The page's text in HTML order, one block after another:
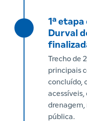
1ª
Durval
Trecho de
principais
concluído,
acessíveis,
drenagem,
pública.